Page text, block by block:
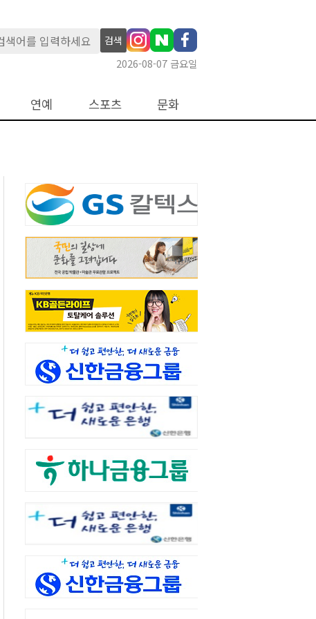
검색
2026-08-07 금요일
연예 스포츠 문화